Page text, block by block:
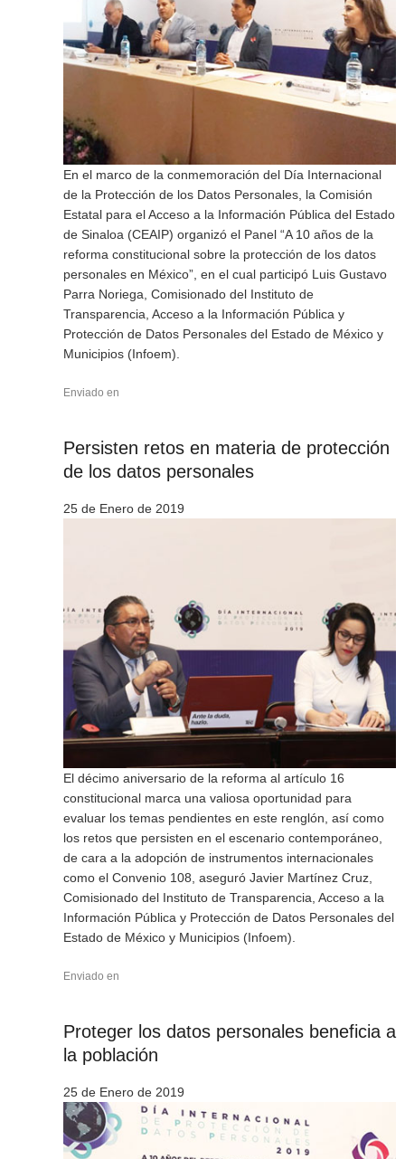
En el marco de la conmemoración del Día Internacional
de la Protección de los Datos Personales, la Comisión
Estatal para el Acceso a la Información Pública del Estado
de Sinaloa (CEAIP) organizó el Panel “A 10 años de la
reforma constitucional sobre la protección de los datos
personales en México”, en el cual participó Luis Gustavo
Parra Noriega, Comisionado del Instituto de
Transparencia, Acceso a la Información Pública y
Protección de Datos Personales del Estado de México y
Municipios (Infoem).
Enviado en
Persisten retos en materia de protección
de los datos personales
25 de Enero de 2019
El décimo aniversario de la reforma al artículo 16
constitucional marca una valiosa oportunidad para
evaluar los temas pendientes en este renglón, así como
los retos que persisten en el escenario contemporáneo,
de cara a la adopción de instrumentos internacionales
como el Convenio 108, aseguró Javier Martínez Cruz,
Comisionado del Instituto de Transparencia, Acceso a la
Información Pública y Protección de Datos Personales del
Estado de México y Municipios (Infoem).
Enviado en
Proteger los datos personales beneficia a
la población
25 de Enero de 2019